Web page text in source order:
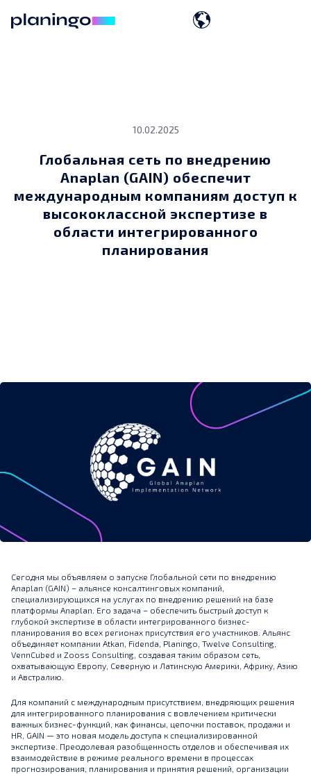
10.02.2025
Глобальная сеть по внедрению
Anaplan (GAIN) обеспечит
международным компаниям доступ к
высококлассной экспертизе в
области интегрированного
планирования
Сегодня мы объявляем о запуске Глобальной сети по внедрению
Anaplan (GAIN) – альянсе консалтинговых компаний,
специализирующихся на услугах по внедрению решений на базе
платформы Anaplan. Его задача – обеспечить быстрый доступ к
глубокой экспертизе в области интегрированного бизнес-
планирования во всех регионах присутствия его участников. Альянс
объединяет компании Atkan, Fidenda, Planingo, Twelve Consulting,
VennCubed и Zooss Consulting, создавая таким образом сеть,
охватывающую Европу, Северную и Латинскую Америки, Африку, Азию
и Австралию.
Для компаний с международным присутствием, внедряющих решения
для интегрированного планирования с вовлечением критически
важных бизнес-функций, как финансы, цепочки поставок, продажи и
HR, GAIN — это новая модель доступа к специализированной
экспертизе. Преодолевая разобщенность отделов и обеспечивая их
взаимодействие в режиме реального времени в процессах
прогнозирования, планирования и принятия решений, организации